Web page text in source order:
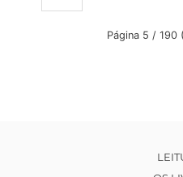
Página 5 / 190